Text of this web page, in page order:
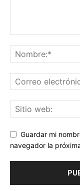
Guardar mi
navegador la